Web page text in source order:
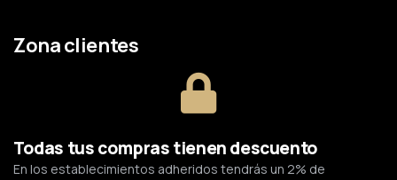
Zona clientes
Todas tus compras tienen descuento
En los establecimientos adheridos tendrás un 2% de